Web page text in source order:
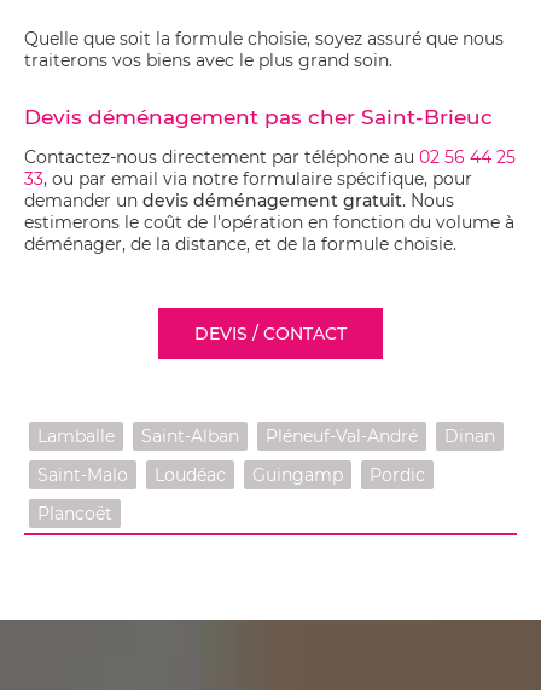
Quelle que soit la formule choisie, soyez assuré que nous
traiterons vos biens avec le plus grand soin.
Devis déménagement pas cher Saint-Brieuc
Contactez-nous directement par téléphone au 02 56 44 25
33, ou par email via notre formulaire spécifique, pour
demander un devis déménagement gratuit. Nous
estimerons le coût de l'opération en fonction du volume à
déménager, de la distance, et de la formule choisie.
DEVIS / CONTACT
Lamballe Saint-Alban Pléneuf-Val-André
Dinan
Saint-Malo
Loudéac Guingamp
Pordic
Plancoët